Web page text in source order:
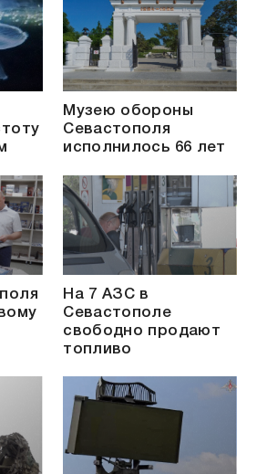
Музею обороны
Севастополя
исполнилось 66 лет
На 7 АЗС в
Севастополе
свободно продают
топливо